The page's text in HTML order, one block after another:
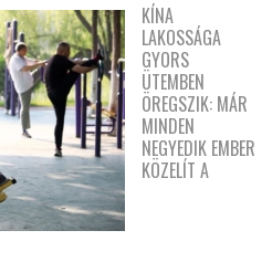
KÍNA
LAKOSSÁGA
GYORS
ÜTEMBEN
ÖREGSZIK: MÁR
MINDEN
NEGYEDIK EMBER
KÖZELÍT A